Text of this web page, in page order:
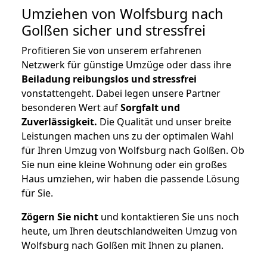
Umziehen von Wolfsburg nach
Golßen sicher und stressfrei
Profitieren Sie von unserem erfahrenen
Netzwerk für günstige Umzüge oder dass ihre
Beiladung reibungslos und stressfrei
vonstattengeht. Dabei legen unsere Partner
besonderen Wert aufSorgfalt und
Zuverlässigkeit. Die Qualität und unser breite
Leistungen machen uns zu der optimalen Wahl
für Ihren Umzug von Wolfsburg nach Golßen. Ob
Sie nun eine kleine Wohnung oder ein großes
Haus umziehen, wir haben die passende Lösung
für Sie.
Zögern Sie nicht und kontaktieren Sie uns noch
heute, um Ihren deutschlandweiten Umzug von
Wolfsburg nach Golßen mit Ihnen zu planen.